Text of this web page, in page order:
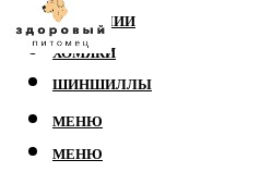
РЕПТИЛИИ
ХОМЯКИ
ШИНШИЛЛЫ
МЕНЮ
МЕНЮ